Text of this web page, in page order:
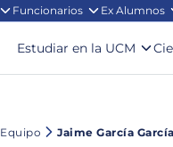
Funcionarios Ex Alumnos
Estudiar en la UCM
Equipo Jaime García García